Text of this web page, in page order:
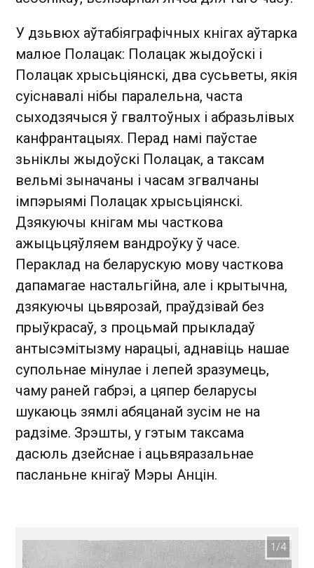
У дзьвюх аўтабіяграфічных кнігах аўтарка
малюе Полацак: Полацак жыдоўскі і
Полацак хрысьціянскі, два сусьветы, якія
суіснавалі нібы паралельна, часта
сыходзячыся ў гвалтоўных і абразьлівых
канфрантацыях. Перад намі паўстае
зьніклы жыдоўскі Полацак, а таксам
вельмі зыначаны і часам згвалчаны
імпэрыямі Полацак хрысьціянскі.
Дзякуючы кнігам мы часткова
ажыцьцяўляем вандроўку ў часе.
Пераклад на беларускую мову часткова
дапамагае настальгійна, але і крытычна,
дзякуючы цьвярозай, праўдзівай без
прыўкрасаў, з процьмай прыкладаў
антысэмітызму нарацыі, аднавіць нашае
супольнае мінулае і лепей зразумець,
чаму раней габрэі, а цяпер беларусы
шукаюць зямлі абяцанай зусім не на
радзіме. Зрэшты, у гэтым таксама
дасюль дзейснае і ацьвяразальнае
пасланьне кнігаў Мэры Анцін.